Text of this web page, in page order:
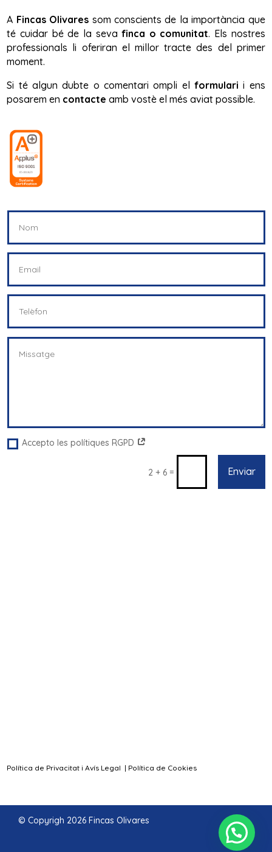
A Fincas Olivares som conscients de la importància que
té cuidar bé de la seva finca o comunitat. Els nostres
professionals li oferiran el millor tracte des del primer
moment.
Si té algun dubte o comentari ompli elformulari i ens
posarem en contacte amb vostè el més aviat possible.
Accepto les polítiques RGPD
2 + 6= Enviar
Política de Privacitat i Avís Legal | Política de Cookies
© Copyrigh 2026 Fincas Olivares